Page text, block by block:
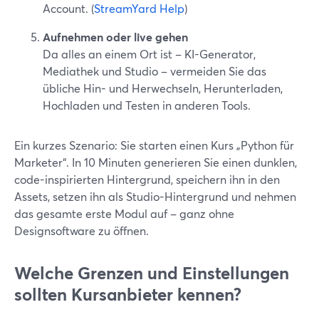
Account. (StreamYard Help)
Aufnehmen oder live gehen
Da alles an einem Ort ist – KI-Generator,
Mediathek und Studio – vermeiden Sie das
übliche Hin- und Herwechseln, Herunterladen,
Hochladen und Testen in anderen Tools.
Ein kurzes Szenario: Sie starten einen Kurs „Python für
Marketer“. In 10 Minuten generieren Sie einen dunklen,
code-inspirierten Hintergrund, speichern ihn in den
Assets, setzen ihn als Studio-Hintergrund und nehmen
das gesamte erste Modul auf – ganz ohne
Designsoftware zu öffnen.
Welche Grenzen und Einstellungen
sollten Kursanbieter kennen?